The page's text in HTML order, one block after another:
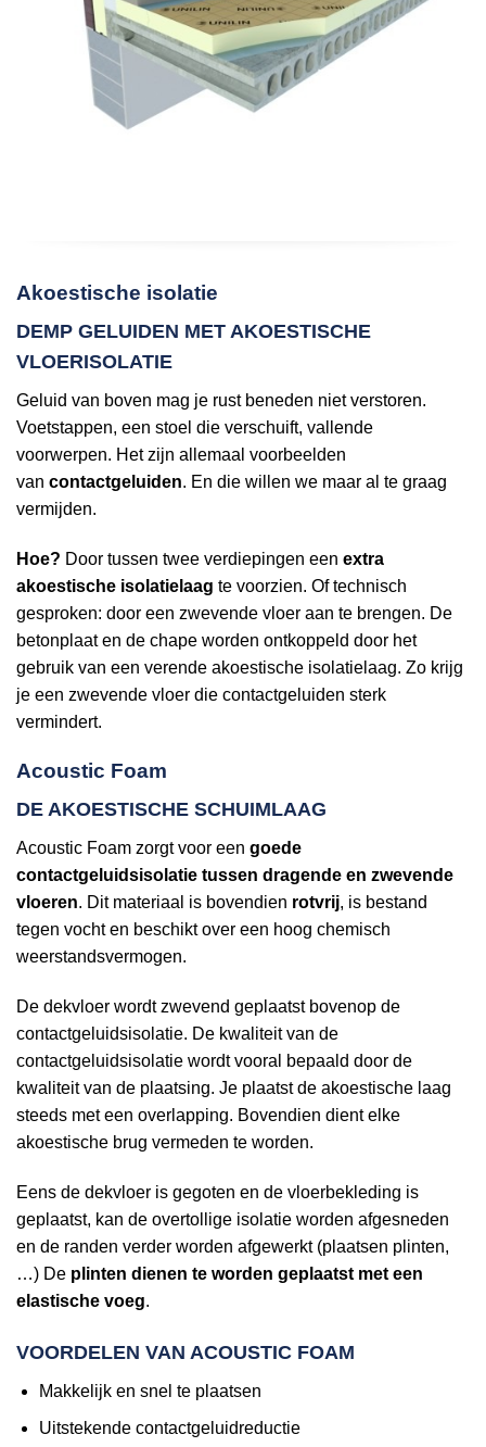
Akoestische isolatie
DEMP GELUIDEN MET AKOESTISCHE
VLOERISOLATIE
Geluid van boven mag je rust beneden niet verstoren.
Voetstappen, een stoel die verschuift, vallende
voorwerpen. Het zijn allemaal voorbeelden
van contactgeluiden. En die willen we maar al te graag
vermijden.
Hoe? Door tussen twee verdiepingen een extra
akoestische isolatielaag te voorzien. Of technisch
gesproken: door een zwevende vloer aan te brengen. De
betonplaat en de chape worden ontkoppeld door het
gebruik van een verende akoestische isolatielaag. Zo krijg
je een zwevende vloer die contactgeluiden sterk
vermindert.
Acoustic Foam
DE AKOESTISCHE SCHUIMLAAG
Acoustic Foam zorgt voor een goede
contactgeluidsisolatie tussen dragende en zwevende
vloeren. Dit materiaal is bovendien rotvrij, is bestand
tegen vocht en beschikt over een hoog chemisch
weerstandsvermogen.
De dekvloer wordt zwevend geplaatst bovenop de
contactgeluidsisolatie. De kwaliteit van de
contactgeluidsisolatie wordt vooral bepaald door de
kwaliteit van de plaatsing. Je plaatst de akoestische laag
steeds met een overlapping. Bovendien dient elke
akoestische brug vermeden te worden.
Eens de dekvloer is gegoten en de vloerbekleding is
geplaatst, kan de overtollige isolatie worden afgesneden
en de randen verder worden afgewerkt (plaatsen plinten,
…) De plinten dienen te worden geplaatst met een
elastische voeg.
VOORDELEN VAN ACOUSTIC FOAM
Makkelijk en snel te plaatsen
Uitstekende contactgeluidreductie